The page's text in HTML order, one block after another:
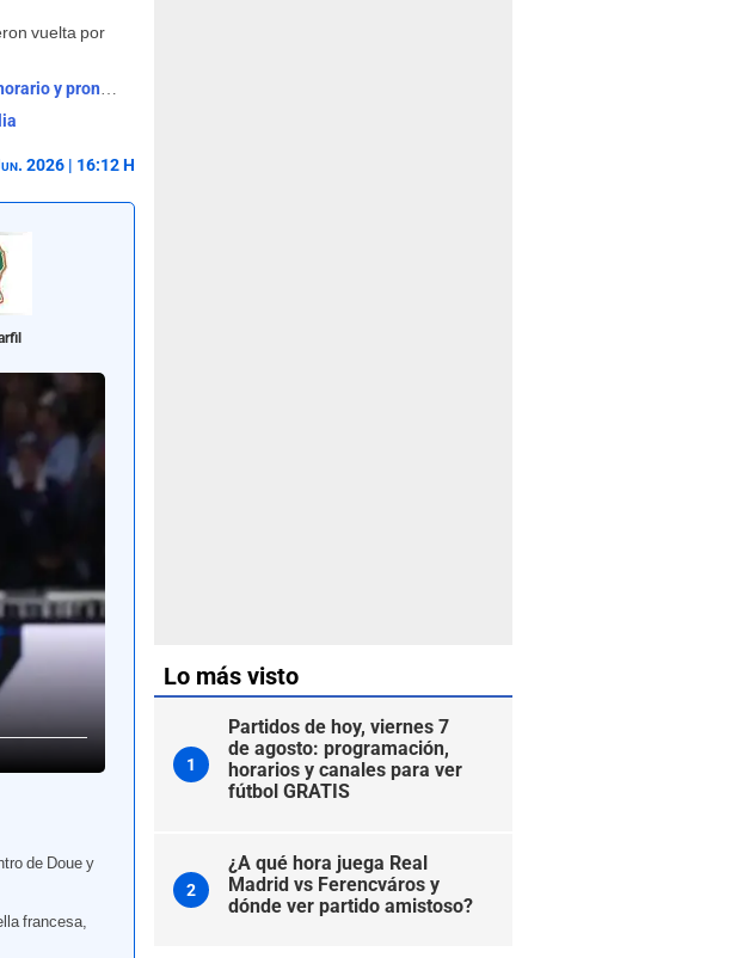
vuelta por
Real Madrid vs Ferencváros EN VIVO por partido amistoso: qué canal lo transmite, horario y pronóstico
2026 | 16:12 H
de Doue y
francesa,
Lo más visto
1
Partidos de hoy, viernes 7
de agosto: programación,
horarios y canales para ver
fútbol GRATIS
2
¿A qué hora juega Real
Madrid vs Ferencváros y
dónde ver partido amistoso?